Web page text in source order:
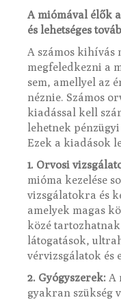
A miómával élők
és lehetséges
A számos kihívás
megfeledkezni a
sem, amellyel az
néznie. Számos
kiadással kell
lehetnek
Ezek a kiadások
1. Orvosi
mióma kezelése
vizsgálatokra és
amelyek magas
közé
látogatások,
vérvizsgálatok és
2. Gyógyszerek: A
gyakran szükség